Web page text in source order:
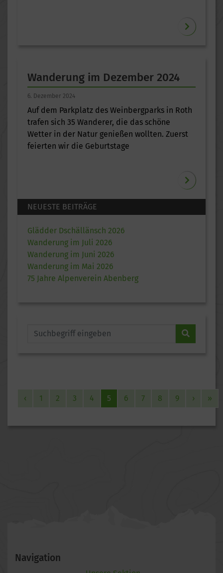
Wanderung im Dezember 2024
6. Dezember 2024
Auf dem Parkplatz des Weinbergparks in Roth
trafen sich 35 Wanderer, die das schöne
Wetter in der Natur genießen wollten. Zuerst
feierten wir die Geburtstage
NEUESTE BEITRÄGE
Glädder Dschällänsch 2026
Wanderung im Juli 2026
Wanderung im Juni 2026
Wanderung im Mai 2026
75 Jahre Alpenverein Abenberg
‹ 1 2 3 4 5 6 7 8 9 › »
Navigation